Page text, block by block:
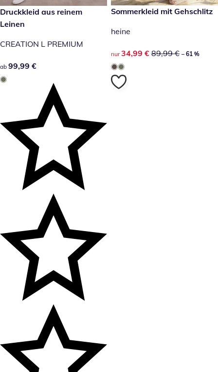
99,99 €
Druckkleid aus reinem
Leinen
CREATION L PREMIUM
99,99 €
ab 99,99 €
reduzierter Preis 34,99 €,
-61 %
Sommerkleid mit Gehschlitz
heine
reduzierter Preis 34,99 €,
nur 34,99 € 89,99 € – 61 %